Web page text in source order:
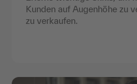
Kunden auf Augenhöhe zu
zu verkaufen.